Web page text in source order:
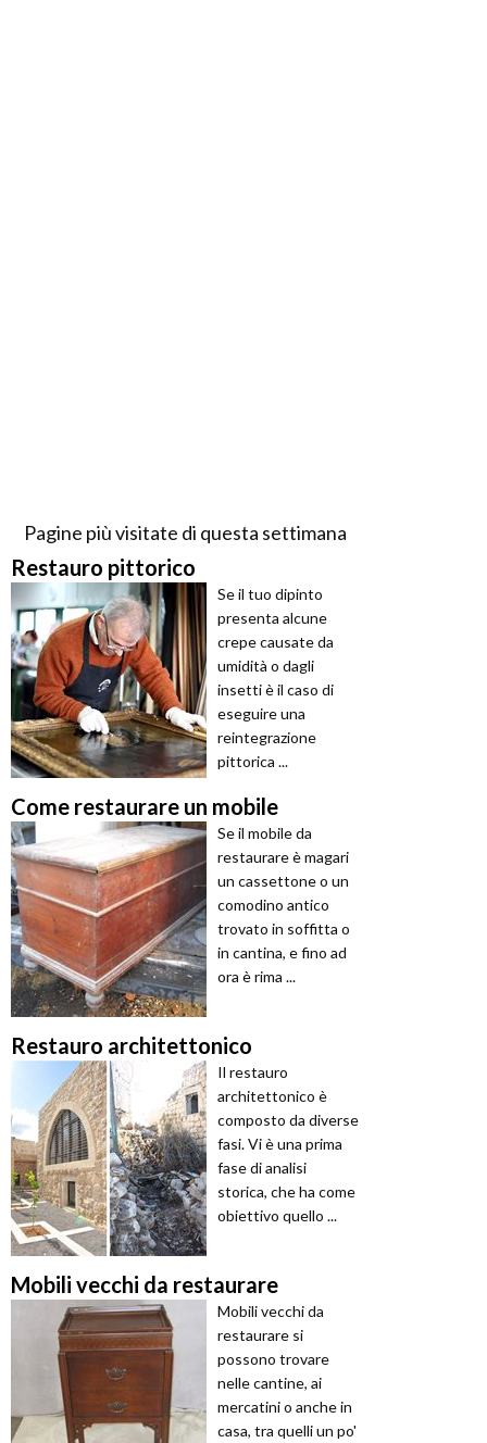
Pagine più visitate di questa settimana
Restauro pittorico
Se il tuo dipinto
presenta alcune
crepe causate da
umidità o dagli
insetti è il caso di
eseguire una
reintegrazione
pittorica ...
Come restaurare un mobile
Se il mobile da
restaurare è magari
un cassettone o un
comodino antico
trovato in soffitta o
in cantina, e fino ad
ora è rima ...
Restauro architettonico
Il restauro
architettonico è
composto da diverse
fasi. Vi è una prima
fase di analisi
storica, che ha come
obiettivo quello ...
Mobili vecchi da restaurare
Mobili vecchi da
restaurare si
possono trovare
nelle cantine, ai
mercatini o anche in
casa, tra quelli un po'